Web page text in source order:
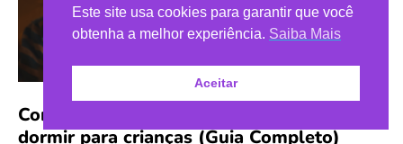
Como criar uma rotina de leitura antes de
dormir para crianças (Guia Completo)
Este site usa cookies para garantir que você
obtenha a melhor experiência. Saiba Mais
Aceitar